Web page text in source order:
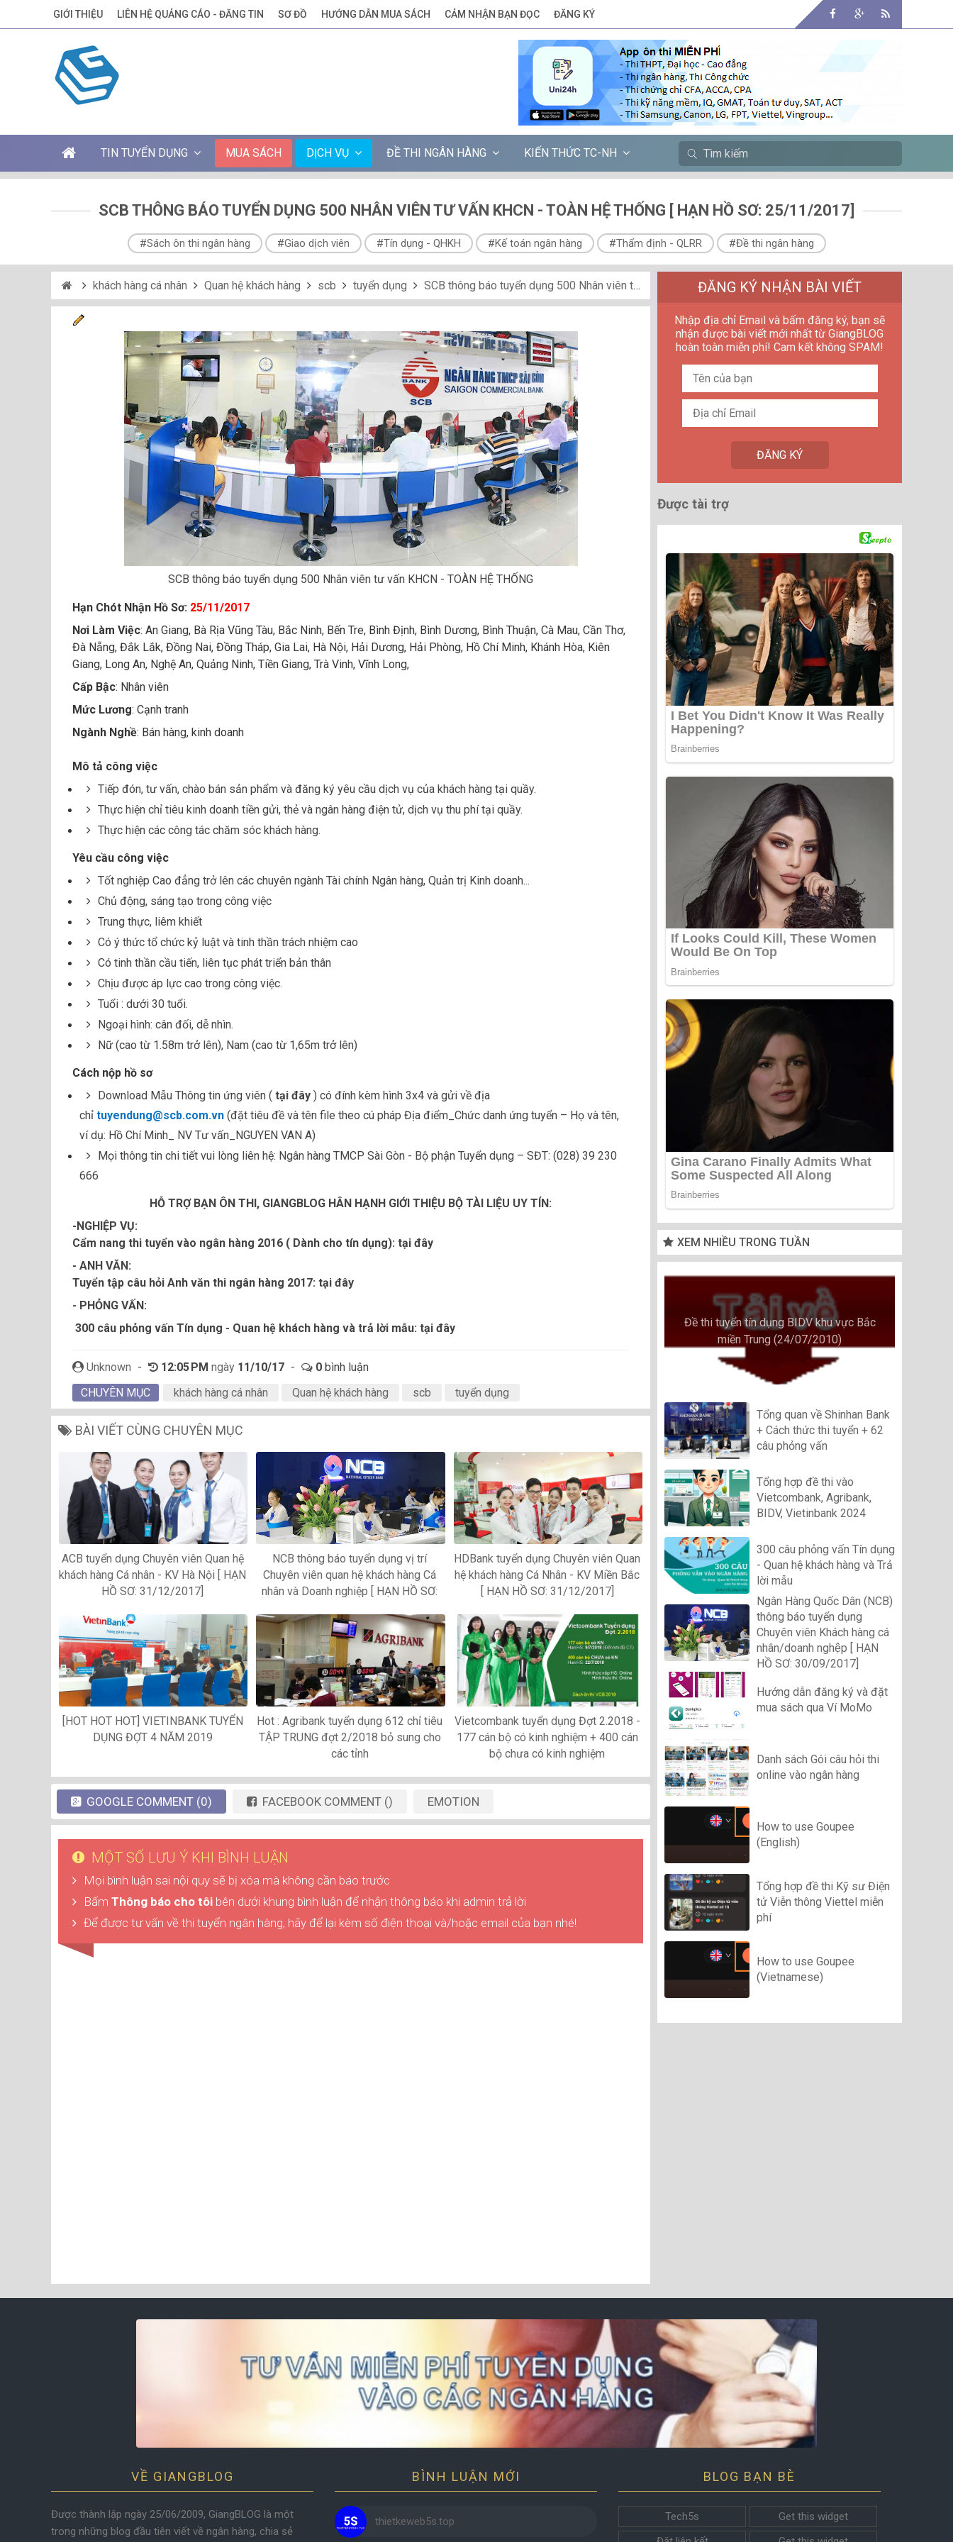
GIỚI THIỆU LIÊN HỆ QUẢNG CÁO - ĐĂNG TIN SƠ ĐỒ HƯỚNG DẪN MUA SÁCH CẢM NHẬN BẠN ĐỌC ĐĂNG KÝ
TIN TUYỂN DỤNG MUA SÁCH DỊCH VỤ ĐỀ THI NGÂN HÀNG KIẾN THỨC TC-NH
SCB THÔNG BÁO TUYỂN DỤNG 500 NHÂN VIÊN TƯ VẤN KHCN - TOÀN HỆ THỐNG [ HẠN HỒ SƠ: 25/11/2017]
#Sách ôn thi ngân hàng #Giao dịch viên #Tín dụng - QHKH #Kế toán ngân hàng #Thẩm định - QLRR #Đề thi ngân hàng
khách hàng cá nhân Quan hệ khách hàng scb tuyển dụng SCB thông báo tuyển dụng 500 Nhân viên tư vấn KHCN - TOÀN HỆ THỐNG [ HẠN HỒ SƠ: 25/11/2017]
SCB thông báo tuyển dụng 500 Nhân viên tư vấn KHCN - TOÀN HỆ THỐNG
Hạn Chót Nhận Hồ Sơ: 25/11/2017
Nơi Làm Việc: An Giang, Bà Rịa Vũng Tàu, Bắc Ninh, Bến Tre, Bình Định, Bình Dương, Bình Thuận, Cà Mau, Cần Thơ,
Đà Nẵng, Đắk Lắk, Đồng Nai, Đồng Tháp, Gia Lai, Hà Nội, Hải Dương, Hải Phòng, Hồ Chí Minh, Khánh Hòa, Kiên
Giang, Long An, Nghệ An, Quảng Ninh, Tiền Giang, Trà Vinh, Vĩnh Long,
Cấp Bậc: Nhân viên
Mức Lương: Cạnh tranh
Ngành Nghề: Bán hàng, kinh doanh
Mô tả công việc
Tiếp đón, tư vấn, chào bán sản phẩm và đăng ký yêu cầu dịch vụ của khách hàng tại quầy.
Thực hiện chỉ tiêu kinh doanh tiền gửi, thẻ và ngân hàng điện tử, dịch vụ thu phí tại quầy.
Thực hiện các công tác chăm sóc khách hàng.
Yêu cầu công việc
Tốt nghiệp Cao đẳng trở lên các chuyên ngành Tài chính Ngân hàng, Quản trị Kinh doanh...
Chủ động, sáng tạo trong công việc
Trung thực, liêm khiết
Có ý thức tổ chức kỷ luật và tinh thần trách nhiệm cao
Có tinh thần cầu tiến, liên tục phát triển bản thân
Chịu được áp lực cao trong công việc.
Tuổi : dưới 30 tuổi.
Ngoại hình: cân đối, dễ nhìn.
Nữ (cao từ 1.58m trở lên), Nam (cao từ 1,65m trở lên)
Cách nộp hồ sơ
Download Mẫu Thông tin ứng viên ( tại đây ) có đính kèm hình 3x4 và gửi về địa
chỉ tuyendung@scb.com.vn (đặt tiêu đề và tên file theo cú pháp Địa điểm_Chức danh ứng tuyển – Họ và tên,
ví dụ: Hồ Chí Minh_ NV Tư vấn_NGUYEN VAN A)
Mọi thông tin chi tiết vui lòng liên hệ: Ngân hàng TMCP Sài Gòn - Bộ phận Tuyển dụng – SĐT: (028) 39 230
666
HỖ TRỢ BẠN ÔN THI, GIANGBLOG HÂN HẠNH GIỚI THIỆU BỘ TÀI LIỆU UY TÍN:
-NGHIỆP VỤ:
Cẩm nang thi tuyển vào ngân hàng 2016 ( Dành cho tín dụng): tại đây
- ANH VĂN:
Tuyển tập câu hỏi Anh văn thi ngân hàng 2017: tại đây
- PHỎNG VẤN:
300 câu phỏng vấn Tín dụng - Quan hệ khách hàng và trả lời mẫu: tại đây
Unknown - 12:05 PM ngày 11/10/17 - 0 bình luận
CHUYÊN MỤC
khách hàng cá nhân Quan hệ khách hàng scb tuyển dụng
BÀI VIẾT CÙNG CHUYÊN MỤC
ACB tuyển dụng Chuyên viên Quan hệ
khách hàng Cá nhân - KV Hà Nội [ HẠN
HỒ SƠ: 31/12/2017]
NCB thông báo tuyển dụng vị trí
Chuyên viên quan hệ khách hàng Cá
nhân và Doanh nghiệp [ HẠN HỒ SƠ:
HDBank tuyển dụng Chuyên viên Quan
hệ khách hàng Cá Nhân - KV Miền Bắc
[ HẠN HỒ SƠ: 31/12/2017]
[HOT HOT HOT] VIETINBANK TUYỂN
DỤNG ĐỢT 4 NĂM 2019
Hot : Agribank tuyển dụng 612 chỉ tiêu
TẬP TRUNG đợt 2/2018 bỏ sung cho
các tỉnh
Vietcombank tuyển dụng Đợt 2.2018 -
177 cán bộ có kinh nghiệm + 400 cán
bộ chưa có kinh nghiệm
GOOGLE COMMENT (0) FACEBOOK COMMENT () EMOTION
MỘT SỐ LƯU Ý KHI BÌNH LUẬN
Mọi bình luận sai nội quy sẽ bị xóa mà không cần báo trước
Bấm Thông báo cho tôi bên dưới khung bình luận để nhận thông báo khi admin trả lời
Để được tư vấn về thi tuyển ngân hàng, hãy để lại kèm số điện thoại và/hoặc email của bạn nhé!
ĐĂNG KÝ NHẬN BÀI VIẾT
Nhập địa chỉ Email và bấm đăng ký, bạn sẽ
nhận được bài viết mới nhất từ GiangBLOG
hoàn toàn miễn phí! Cam kết không SPAM!
Được tài trợ
XEM NHIỀU TRONG TUẦN
Đề thi tuyển tín dụng BIDV khu vực Bắc
miền Trung (24/07/2010)
Tổng quan về Shinhan Bank
+ Cách thức thi tuyển + 62
câu phỏng vấn
Tổng hợp đề thi vào
Vietcombank, Agribank,
BIDV, Vietinbank 2024
300 câu phỏng vấn Tín dụng
- Quan hệ khách hàng và Trả
lời mẫu
Ngân Hàng Quốc Dân (NCB)
thông báo tuyển dụng
Chuyên viên Khách hàng cá
nhân/doanh nghệp [ HẠN
HỒ SƠ: 30/09/2017]
Hướng dẫn đăng ký và đặt
mua sách qua Ví MoMo
Danh sách Gói câu hỏi thi
online vào ngân hàng
How to use Goupee
(English)
Tổng hợp đề thi Kỹ sư Điện
tử Viễn thông Viettel miễn
phí
How to use Goupee
(Vietnamese)
VỀ GIANGBLOG
Được thành lập ngày 25/06/2009, GiangBLOG là một
trong những blog đầu tiên viết về ngân hàng, chia sẻ
BÌNH LUẬN MỚI
thietkeweb5s.top
BLOG BẠN BÈ
Tech5s
Get this widget